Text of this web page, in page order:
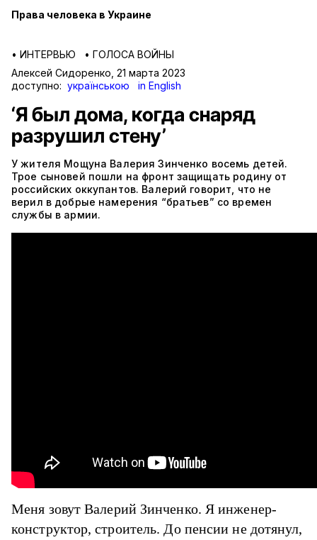
Права человека в Украине
• ИНТЕРВЬЮ • ГОЛОСА ВОЙНЫ
Алексей Сидоренко 21 марта 2023
доступно: українською in English
‘Я был дома, когда снаряд
разрушил стену’
У жителя Мощуна Валерия Зинченко восемь детей.
Трое сыновей пошли на фронт защищать родину от
российских оккупантов. Валерий говорит, что не
верил в добрые намерения “братьев” cо времен
службы в армии.
Меня зовут Валерий Зинченко. Я инженер-
конструктор, строитель. До пенсии не дотянул,